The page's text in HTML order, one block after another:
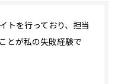
トを行っており、担当
とが私の失敗経験で